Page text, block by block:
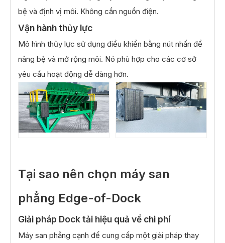
bệ và định vị môi. Không cần nguồn điện.
Vận hành thủy lực
Mô hình thủy lực sử dụng điều khiển bằng nút nhấn để
nâng bệ và mở rộng môi. Nó phù hợp cho các cơ sở
yêu cầu hoạt động dễ dàng hơn.
Tại sao nên chọn máy san
phẳng Edge-of-Dock
Giải pháp Dock tải hiệu quả về chi phí
Máy san phẳng cạnh đế cung cấp một giải pháp thay